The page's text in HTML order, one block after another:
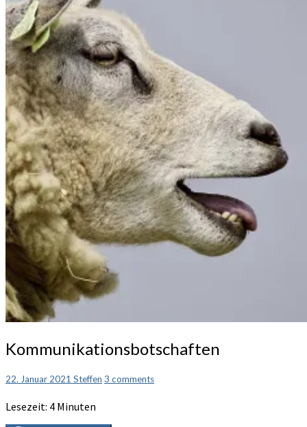
Kommunikationsbotschaften
Kommunikationsbotschaften
22. Januar 2021 Steffen Comments
3 comments
Lesezeit: 4 Minuten